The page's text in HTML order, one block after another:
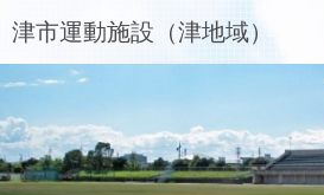
津市運動施設（津地域）